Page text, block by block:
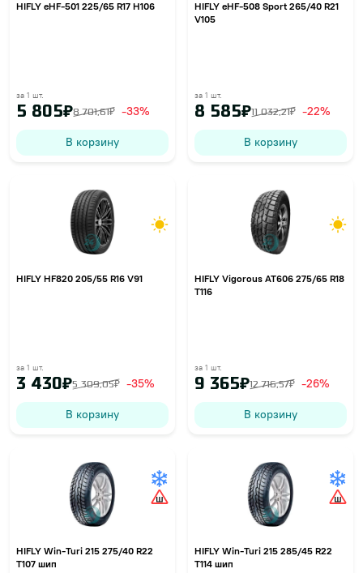
HIFLY eHF-501 225/65 R17 H106
за 1 шт.
5 805₽8 701,61₽ -33%
В корзину
HIFLY eHF-508 Sport 265/40 R21
V105
за 1 шт.
8 585₽11 032,21₽ -22%
В корзину
HIFLY HF820 205/55 R16 V91
за 1 шт.
3 430₽5 309,05₽ -35%
В корзину
HIFLY Vigorous AT606 275/65 R18
T116
за 1 шт.
9 365₽12 716,57₽ -26%
В корзину
HIFLY Win-Turi 215 275/40 R22
T107 шип
HIFLY Win-Turi 215 285/45 R22
T114 шип